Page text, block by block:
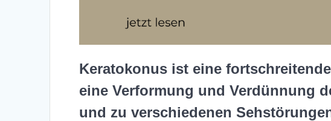
Keratokonus ist eine
eine Verformung und Verdünnung
und zu verschiedenen